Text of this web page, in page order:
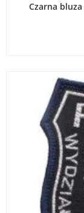
Czarna